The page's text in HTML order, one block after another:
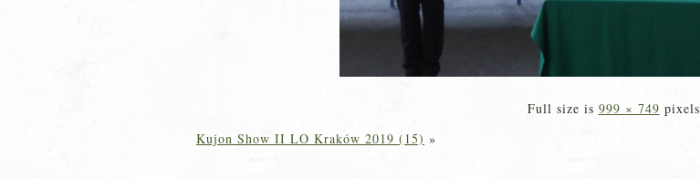
Full size is 999 × 749 pixels
Kujon Show II LO Kraków 2019 (15) »